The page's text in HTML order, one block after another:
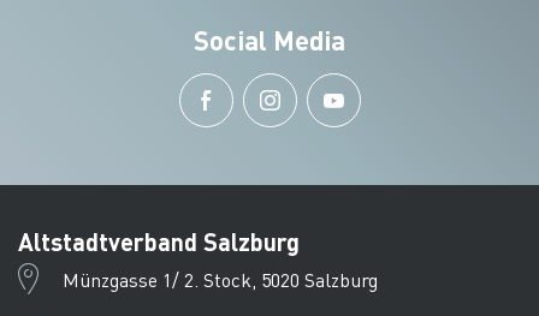
Social Media
Altstadtverband Salzburg
Münzgasse 1/ 2. Stock, 5020 Salzburg